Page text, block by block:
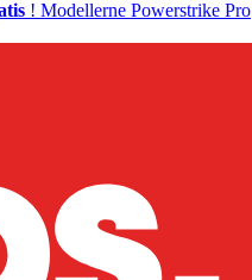
! Modellerne Powerstrike Pro